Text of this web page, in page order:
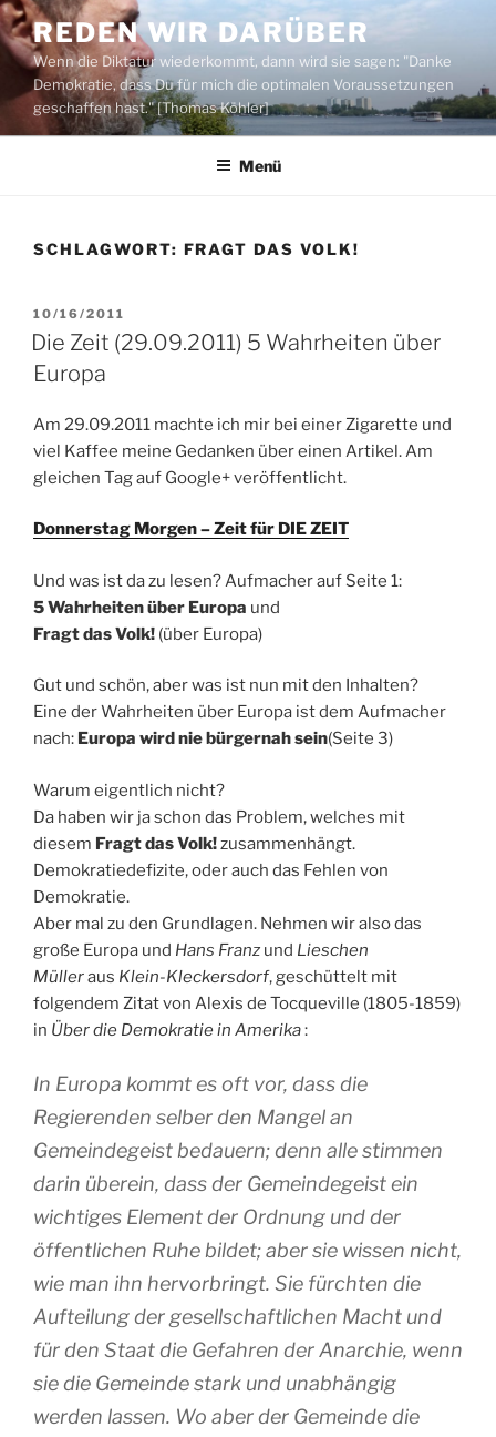
Zum
Inhalt
springen
REDEN WIR DARÜBER
Wenn die Diktatur wiederkommt, dann wird sie sagen: "Danke
Demokratie, dass Du für mich die optimalen Voraussetzungen
geschaffen hast." [Thomas Köhler]
Menü
SCHLAGWORT: FRAGT DAS VOLK!
VERÖFFENTLICHT
AM
10/16/2011
Die Zeit (29.09.2011) 5 Wahrheiten über
Europa
Am 29.09.2011 machte ich mir bei einer Zigarette und
viel Kaffee meine Gedanken über einen Artikel. Am
gleichen Tag auf Google+ veröffentlicht.
Donnerstag Morgen – Zeit für DIE ZEIT
Und was ist da zu lesen? Aufmacher auf Seite 1:
5 Wahrheiten über Europa und
Fragt das Volk! (über Europa)
Gut und schön, aber was ist nun mit den Inhalten?
Eine der Wahrheiten über Europa ist dem Aufmacher
nach: Europa wird nie bürgernah sein(Seite 3)
Warum eigentlich nicht?
Da haben wir ja schon das Problem, welches mit
diesem Fragt das Volk!zusammenhängt.
Demokratiedefizite, oder auch das Fehlen von
Demokratie.
Aber mal zu den Grundlagen. Nehmen wir also das
große Europa und Hans Franz und Lieschen
Mülleraus Klein-Kleckersdorf, geschüttelt mit
folgendem Zitat von Alexis de Tocqueville (1805-1859)
in Über die Demokratie in Amerika:
In Europa kommt es oft vor, dass die
Regierenden selber den Mangel an
Gemeindegeist bedauern; denn alle stimmen
darin überein, dass der Gemeindegeist ein
wichtiges Element der Ordnung und der
öffentlichen Ruhe bildet; aber sie wissen nicht,
wie man ihn hervorbringt. Sie fürchten die
Aufteilung der gesellschaftlichen Macht und
für den Staat die Gefahren der Anarchie, wenn
sie die Gemeinde stark und unabhängig
werden lassen. Wo aber der Gemeinde die